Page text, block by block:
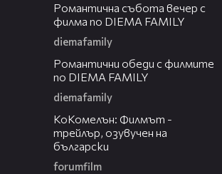
Романтичнa събота вечер с
филма по DIEMA FAMILY
diemafamily
Романтични обеди с филмите
по DIEMA FAMILY
diemafamily
КоКомелън: Филмът -
трейлър, озувучен на
български
forumfilm